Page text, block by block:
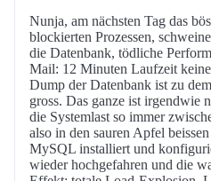
Nunja, am nächsten Tag das
blockierten Prozessen,
die Datenbank, tödliche
Mail: 12 Minuten Laufzeit
Dump der Datenbank ist zu
gross. Das ganze ist irgendwie
die Systemlast so immer
also in den sauren Apfel
MySQL installiert und
wieder hochgefahren und die